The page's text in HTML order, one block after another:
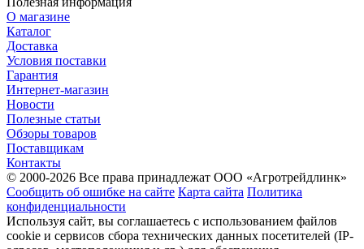
О магазине
Каталог
Доставка
Условия поставки
Гарантия
Интернет-магазин
Новости
Полезные статьи
Обзоры товаров
Поставщикам
Контакты
© 2000-2026 Все права принадлежат ООО «Агротрейдлинк»
Сообщить об ошибке на сайте Карта сайта Политика
конфиденциальности
Используя сайт, вы соглашаетесь с использованием файлов
cookie и сервисов сбора технических данных посетителей (IP-